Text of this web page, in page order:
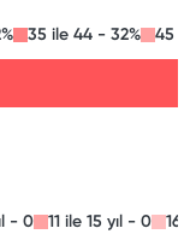
35 ile 44 - 32% 45
- 0 11 ile 15 yıl - 0 16